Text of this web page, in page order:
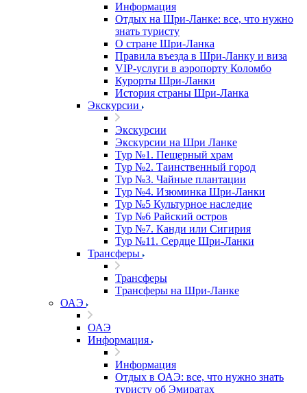
Информация
Отдых на Шри-Ланке: все, что нужно
знать туристу
О стране Шри-Ланка
Правила въезда в Шри-Ланку и виза
VIP-услуги в аэропорту Коломбо
Курорты Шри-Ланки
История страны Шри-Ланка
Экскурсии
Экскурсии
Экскурсии на Шри Ланке
Тур №1. Пещерный храм
Тур №2. Таинственный город
Тур №3. Чайные плантации
Тур №4. Изюминка Шри-Ланки
Тур №5 Культурное наследие
Тур №6 Райский остров
Тур №7. Канди или Сигирия
Тур №11. Сердце Шри-Ланки
Трансферы
Трансферы
Tрансферы на Шри-Ланке
ОАЭ
ОАЭ
Информация
Информация
Отдых в ОАЭ: все, что нужно знать
туристу об Эмиратах